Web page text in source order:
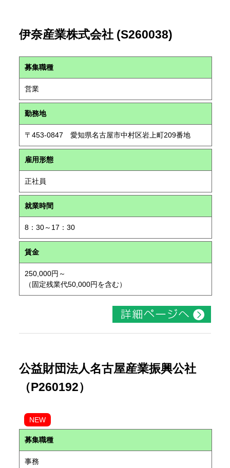
伊奈産業株式会社 (S260038)
募集職種
営業
勤務地
〒453-0847 愛知県名古屋市中村区岩上町209番地
雇用形態
正社員
就業時間
8：30～17：30
賃金
250,000円～
（固定残業代50,000円を含む）
公益財団法人名古屋産業振興公社
（P260192）
NEW
募集職種
事務